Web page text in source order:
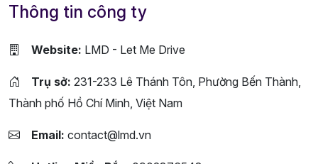
Thông tin công ty
Website: LMD - Let Me Drive
Trụ sở: 231-233 Lê Thánh Tôn, Phường Bến Thành,
Thành phố Hồ Chí Minh, Việt Nam
Email: contact@lmd.vn